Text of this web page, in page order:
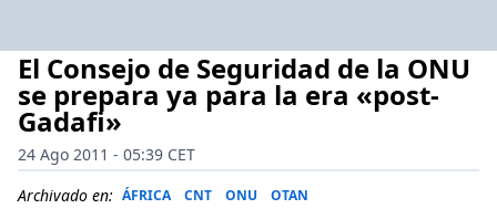
El Consejo de Seguridad de la ONU
se prepara ya para la era «post-
Gadafi»
24 Ago 2011 - 05:39 CET
Archivado en: ÁFRICA CNT ONU OTAN